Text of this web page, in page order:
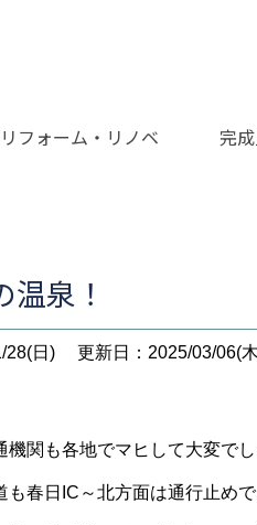
リフォーム・リノベ 完
泉！
28(日) 更新日：2025/03/06(
機関も各地でマヒして大変でし
も春日IC～北方面は通行止め